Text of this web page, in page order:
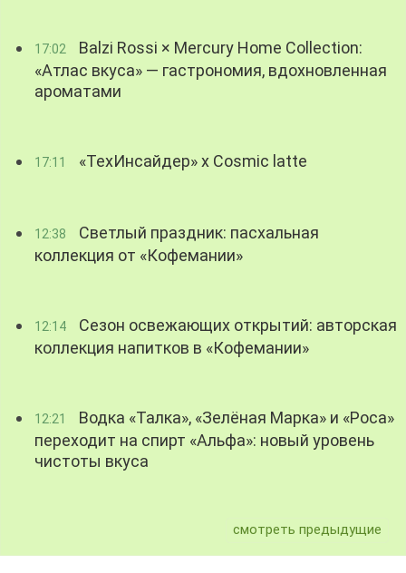
17:02
Balzi Rossi × Mercury Home Collection:
«Атлас вкуса» — гастрономия, вдохновленная
ароматами
17:11 «ТехИнсайдер» х Cosmic latte
12:38
Светлый праздник: пасхальная
коллекция от «Кофемании»
12:14
Сезон освежающих открытий: авторская
коллекция напитков в «Кофемании»
12:21
Водка «Талка», «Зелёная Марка» и «Роса»
переходит на спирт «Альфа»: новый уровень
чистоты вкуса
смотреть предыдущие